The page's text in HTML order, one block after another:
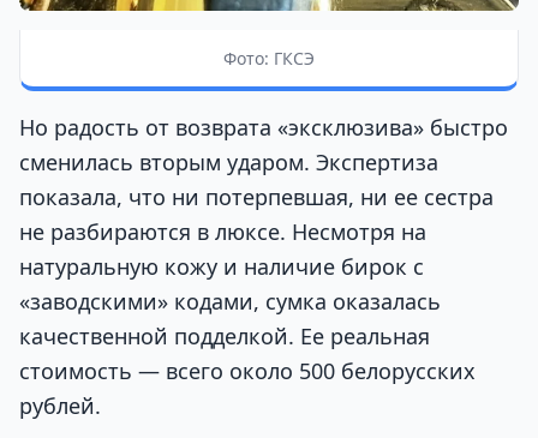
Фото: ГКСЭ
Но радость от возврата «эксклюзива» быстро
сменилась вторым ударом. Экспертиза
показала, что ни потерпевшая, ни ее сестра
не разбираются в люксе. Несмотря на
натуральную кожу и наличие бирок с
«заводскими» кодами, сумка оказалась
качественной подделкой. Ее реальная
стоимость — всего около 500 белорусских
рублей.